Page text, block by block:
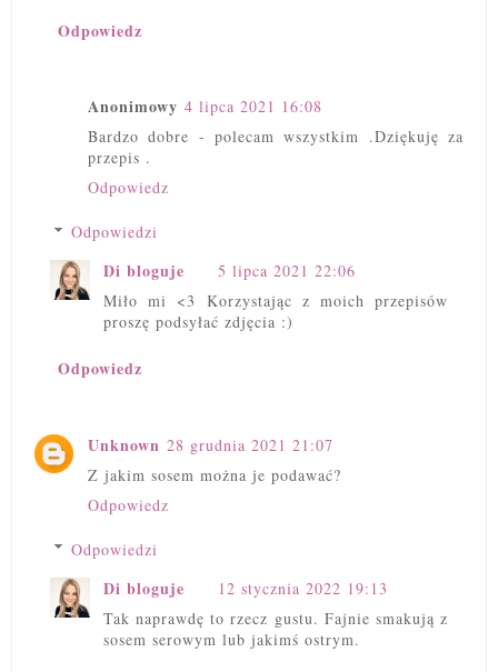
Odpowiedz
Anonimowy 4 lipca 2021 16:08
Bardzo dobre - polecam wszystkim .Dziękuję za
przepis .
Odpowiedz
Odpowiedzi
Di bloguje
5 lipca 2021 22:06
Miło mi <3 Korzystając z moich przepisów
proszę podsyłać zdjęcia :)
Odpowiedz
Unknown 28 grudnia 2021 21:07
Z jakim sosem można je podawać?
Odpowiedz
Odpowiedzi
Di bloguje
12 stycznia 2022 19:13
Tak naprawdę to rzecz gustu. Fajnie smakują z
sosem serowym lub jakimś ostrym.